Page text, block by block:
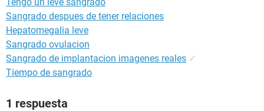
Sangrado despues de tener relaciones
Hepatomegalia leve
Sangrado ovulacion
Sangrado de implantacion imagenes reales ✓
Tiempo de sangrado
1 respuesta